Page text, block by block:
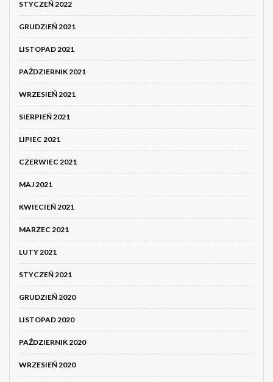
STYCZEŃ 2022
GRUDZIEŃ 2021
LISTOPAD 2021
PAŹDZIERNIK 2021
WRZESIEŃ 2021
SIERPIEŃ 2021
LIPIEC 2021
CZERWIEC 2021
MAJ 2021
KWIECIEŃ 2021
MARZEC 2021
LUTY 2021
STYCZEŃ 2021
GRUDZIEŃ 2020
LISTOPAD 2020
PAŹDZIERNIK 2020
WRZESIEŃ 2020